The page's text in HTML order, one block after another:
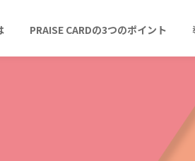
PRAISE CARDの3つのポイント